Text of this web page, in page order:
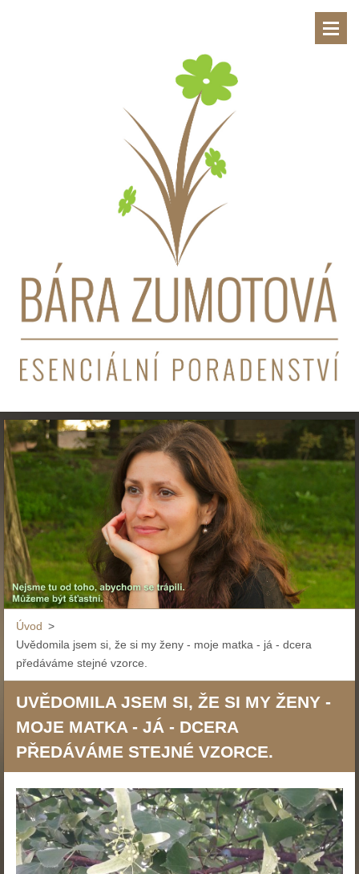
Úvod >
Uvědomila jsem si, že si my ženy - moje matka - já - dcera
předáváme stejné vzorce.
UVĚDOMILA JSEM SI, ŽE SI MY ŽENY -
MOJE MATKA - JÁ - DCERA
PŘEDÁVÁME STEJNÉ VZORCE.